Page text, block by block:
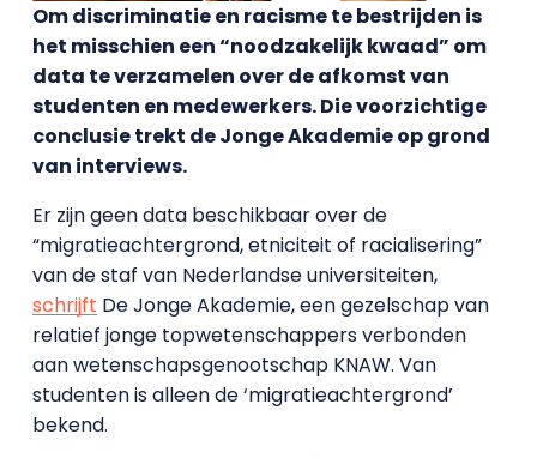
Om discriminatie en racisme te bestrijden is
het misschien een “noodzakelijk kwaad” om
data te verzamelen over de afkomst van
studenten en medewerkers. Die voorzichtige
conclusie trekt de Jonge Akademie op grond
van interviews.
Er zijn geen data beschikbaar over de
“migratieachtergrond, etniciteit of racialisering”
van de staf van Nederlandse universiteiten,
schrijft De Jonge Akademie, een gezelschap van
relatief jonge topwetenschappers verbonden
aan wetenschapsgenootschap KNAW. Van
studenten is alleen de ‘migratieachtergrond’
bekend.